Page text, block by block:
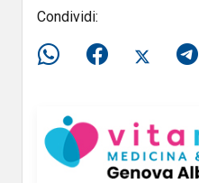
Condividi: